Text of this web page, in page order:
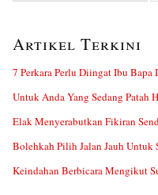
Artikel Terkini
7 Perkara Perlu Diingat Ibu Bapa
Untuk Anda Yang Sedang Patah
Elak Menyerabutkan Fikiran
Bolehkah Pilih Jalan Jauh Untuk
Keindahan Berbicara Mengikut